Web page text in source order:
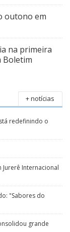
outono em
na primeira
Boletim
+ notícias
redefinindo o
Jurerê Internacional
"Sabores do
grande